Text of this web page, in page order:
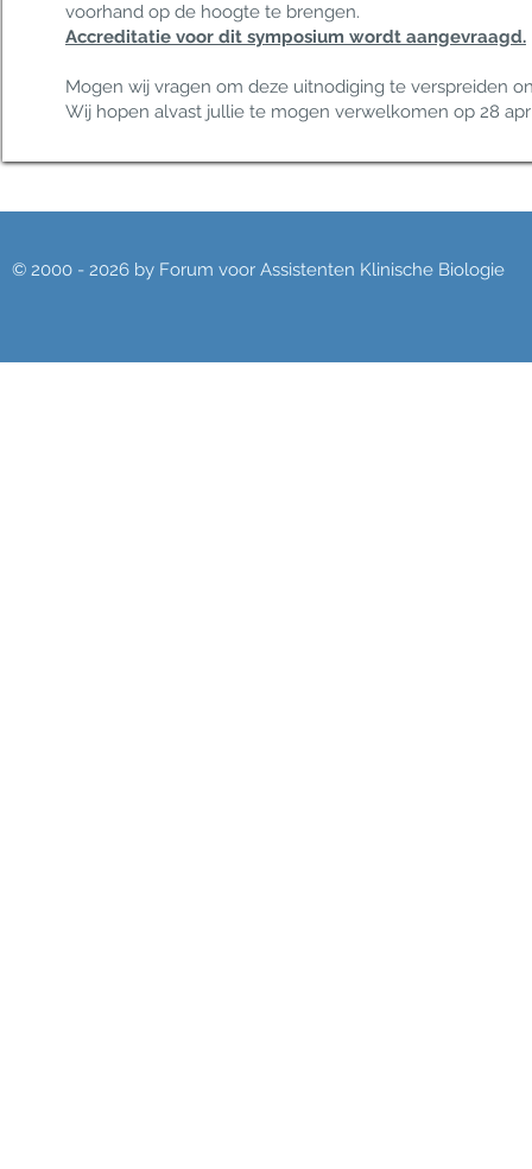
voorhand op de hoogte te brengen.
Accreditatie voor dit symposium wordt aangevraagd.
Mogen wij vragen om deze uitnodiging te verspreiden
Wij hopen alvast jullie te mogen verwelkomen op 28
© 2000 - 2026 by Forum voor Assistenten Klinische Biologie